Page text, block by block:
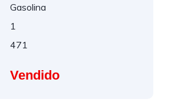
Gasolina
1
471
Vendido